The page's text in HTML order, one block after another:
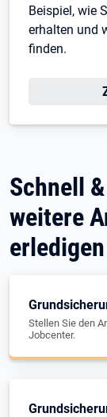
Beispiel, wie
erhalten und
finden.
Schnell
weitere
erledigen
Stellen Sie den
Jobcenter.